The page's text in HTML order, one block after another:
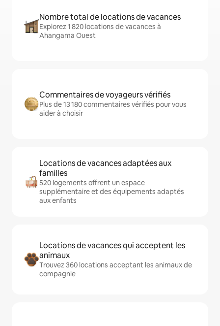
Nombre total de locations de vacances
Explorez 1 820 locations de vacances à
Ahangama Ouest
Commentaires de voyageurs vérifiés
Plus de 13 180 commentaires vérifiés pour vous
aider à choisir
Locations de vacances adaptées aux
familles
520 logements offrent un espace
supplémentaire et des équipements adaptés
aux enfants
Locations de vacances qui acceptent les
animaux
Trouvez 360 locations acceptant les animaux de
compagnie